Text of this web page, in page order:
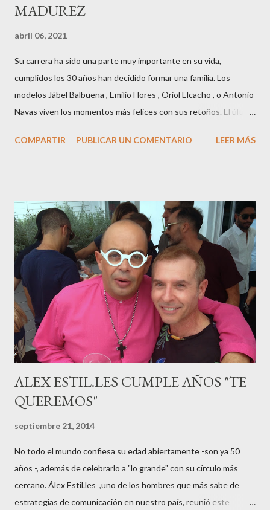
MADUREZ
abril 06, 2021
Su carrera ha sido una parte muy importante en su vida,
cumplidos los 30 años han decidido formar una familia. Los
modelos Jábel Balbuena , Emilio Flores , Oriol Elcacho , o Antonio
Navas viven los momentos más felices con sus retoños. El último
M ateo nació en Barcelona hace poco más de una semana. El top
haciéndole padre de un precioso niño. Marta ha sido toda una
campeona, durante los primeros 3 meses de embarazo tuvo que
guardar reposo debido a un síndrome llamado
“hiperemesisgravídica”.Pasados los meses fatídicos de
gestación Marta tiró adelante con el embarazo, ahora es una
mamá feliz. Otro de los modelos que ha sido padre este año ha
sido el madrileño, Emilio Flores , el top que desfiló en las mejores
pasarelas ...
COMPARTIR PUBLICAR UN COMENTARIO LEER MÁS
ALEX ESTIL.LES CUMPLE AÑOS "TE
QUEREMOS"
septiembre 21, 2014
No todo el mundo confiesa su edad abiertamente -son ya 50
años -, además de celebrarlo a "lo grande" con su círculo más
cercano. Álex Estil.les ,uno de los hombres que más sabe de
estrategias de comunicación en nuestro país, reunió este